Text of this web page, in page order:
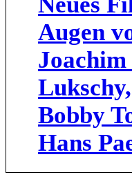
Augen
Bobby
Hans